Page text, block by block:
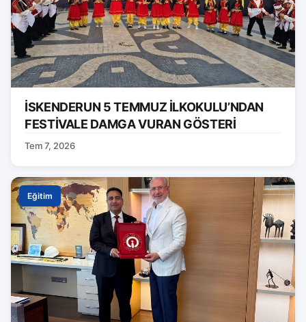
İSKENDERUN 5 TEMMUZ İLKOKULU’NDAN
FESTİVALE DAMGA VURAN GÖSTERİ
Tem 7, 2026
Eğitim